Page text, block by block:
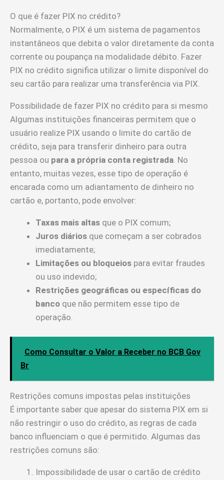
O que é fazer PIX no crédito?
Normalmente, o PIX é um sistema de pagamentos
instantâneos que debita o valor diretamente da conta
corrente ou poupança na modalidade débito. Fazer
PIX no crédito significa utilizar o limite disponível do
seu cartão para realizar uma transferência via PIX.
Possibilidade de fazer PIX no crédito para si mesmo
Algumas instituições financeiras permitem que o
usuário realize PIX usando o limite do cartão de
crédito, seja para transferir dinheiro para outra
pessoa ou para a própria conta registrada . No
entanto, muitas vezes, esse tipo de operação é
encarada como um adiantamento de dinheiro no
cartão e, portanto, pode envolver:
Taxas mais altas que o PIX comum;
Juros diários que começam a ser cobrados
imediatamente;
Limitações ou bloqueios para evitar fraudes
ou uso indevido;
Restrições geográficas ou específicas do
banco que não permitem esse tipo de
operação.
Como Consultar o Valor a Receber no BCB Gov
Br
Restrições comuns impostas pelas instituições
É importante saber que apesar do sistema PIX em si
não restringir o uso do crédito, as regras de cada
banco influenciam o que é permitido. Algumas das
restrições comuns são:
Impossibilidade de usar o cartão de crédito